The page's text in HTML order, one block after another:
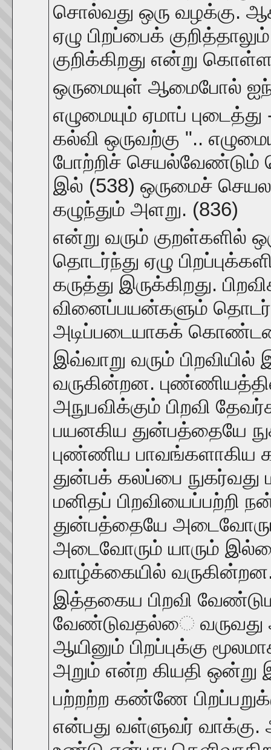
சொல்வது ஒரு வழக்கு.
ஏழு பிறப்பைக்
குறிக்கிறது என்று
ஒருமையுள் ஆமைபோல்
எழுமையும் ஏமாப்
கல்வி ஒருவற்கு "..
போற்றிச் செயல்வேண்டும்
இல் (538) ஒருமைச்
கழுந்தும் அளறு. (836)
என்று வரும் குறள்களில்
தொடர்ந்து ஏழு
கருத்து இருக்கிறது.
வினைப்பயன்களும்
அடிப்படையாகக்
இவ்வாறு வரும்
வருகின்றன.
அநுபவிக்கும் பிறவி
பயனகிய துன்பத்தையே
புண்ணிய பாவங்களாகிய
துன்பக் கலப்பை நுகர்வது
மனிதப் பிறவியைப்பற்றி
துன்பத்தையே
அடைவோரும் யாரும்
வாழ்க்கையில்
இத்தகைய பிறவி
வேண்டுவதல்ை வருவது
ஆயினும் பிறப்புக்கு
அறும் என்ற கியதி ஒன்று
பற்றற்ற கண்ணே
என்பது வள்ளுவர் வாக்கு.